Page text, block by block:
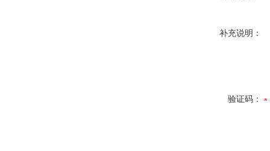
补充说明：
验证码：